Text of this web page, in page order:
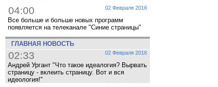
02 Февраля 2016
04:00
Все больше и больше новых программ
появляется на телеканале "Синие страницы"
ГЛАВНАЯ НОВОСТЬ
02 Февраля 2016
02:33
Андрей Ургант "Что такое идеалогия? Вырвать
страницу - вклеить страницу. Вот и вся
идеология!"